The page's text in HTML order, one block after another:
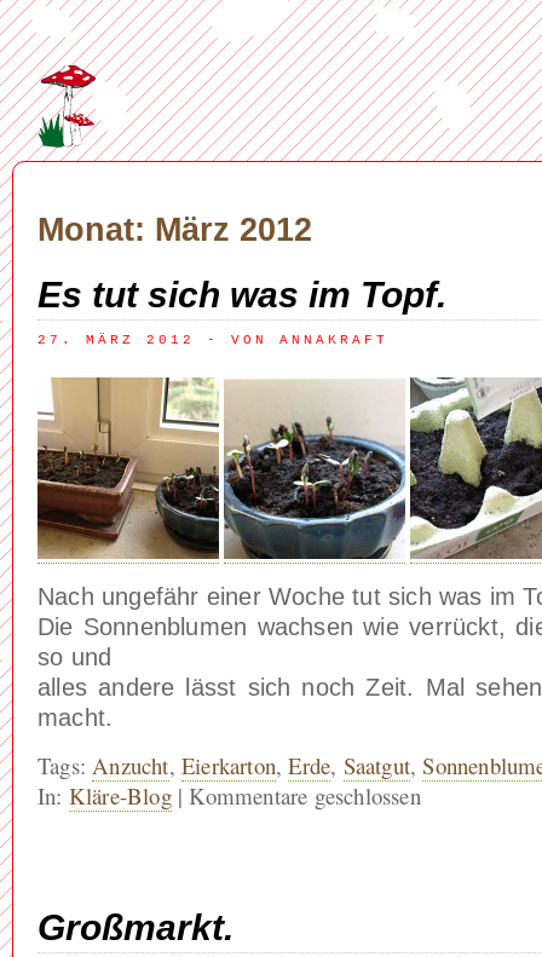
Monat: März 2012
Es tut sich was im Topf.
27. MÄRZ 2012 - VON ANNAKRAFT
Nach ungefähr einer Woche tut sich was im
Die Sonnenblumen wachsen wie verrückt,
so und
alles andere lässt sich noch Zeit. Mal
macht.
Tags: Anzucht,Eierkarton,Erde, Saatgut,
In: Kläre-Blog| Kommentare geschlossen
Großmarkt.